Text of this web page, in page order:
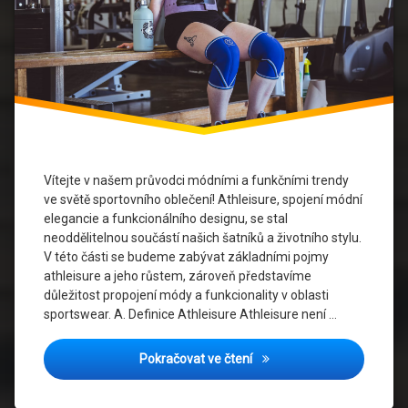
Vítejte v našem průvodci módními a funkčními trendy
ve světě sportovního oblečení! Athleisure, spojení módní
elegancie a funkcionálního designu, se stal
neoddělitelnou součástí našich šatníků a životního stylu.
V této části se budeme zabývat základními pojmy
athleisure a jeho růstem, zároveň představíme
důležitost propojení módy a funkcionality v oblasti
sportswear. A. Definice Athleisure Athleisure není …
Pokračovat ve čteníMódní a Funkční: Aktuální
Kolekce
Sportovního
Oblečení
Módní
Inspirace
Personalizace
Sociální
Vlivy
Sportovní
Sportovní
Oblečení